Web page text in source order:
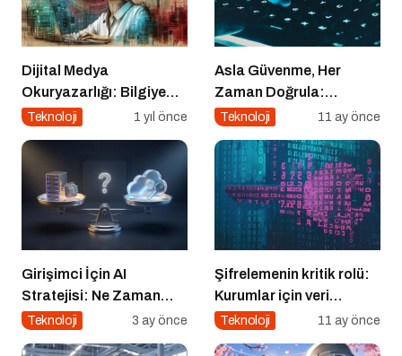
Dijital Medya
Okuryazarlığı: Bilgiye
Erişimde Sorumluluk ve
Teknoloji 1 yıl önce
Asla Güvenme, Her
Zaman Doğrula:
Şirketler İçin Parola
Teknoloji 11 ay önce
Girişimci İçin AI
Stratejisi: Ne Zaman
‘Build’, Ne Zaman ‘Buy’?
Teknoloji 3 ay önce
Şifrelemenin kritik rolü:
Kurumlar için veri
güvenliğinin temel
Teknoloji 11 ay önce